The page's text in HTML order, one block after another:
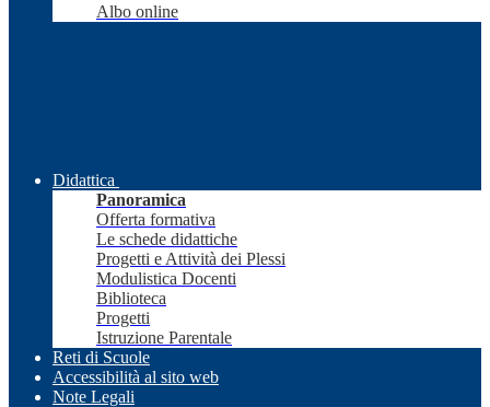
Albo online
Didattica
Panoramica
Offerta formativa
Le schede didattiche
Progetti e Attività dei Plessi
Modulistica Docenti
Biblioteca
Progetti
Istruzione Parentale
Reti di Scuole
Accessibilità al sito web
Note Legali